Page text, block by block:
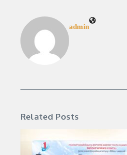
admin
Related Posts